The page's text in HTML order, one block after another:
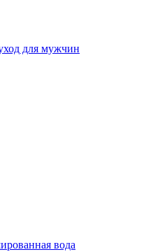
для мужчин
вода